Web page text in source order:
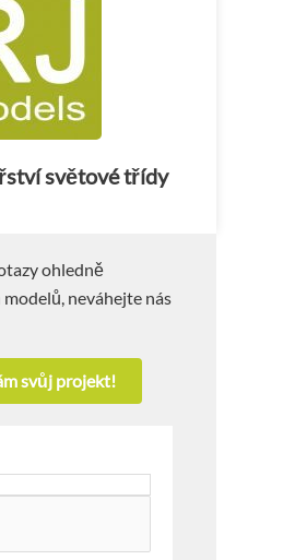
světové třídy
ohledně
neváhejte nás
svůj projekt!